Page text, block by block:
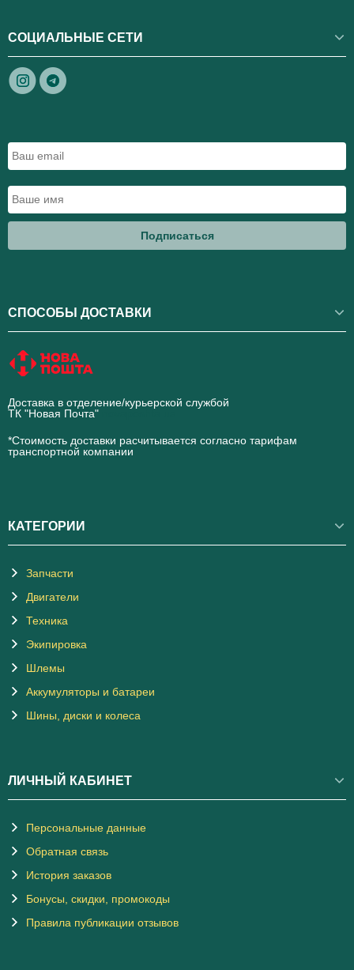
СОЦИАЛЬНЫЕ СЕТИ
Подписаться
СПОСОБЫ ДОСТАВКИ
Доставка в отделение/курьерской службой
ТК "Новая Почта"
*Стоимость доставки расчитывается согласно тарифам
транспортной компании
КАТЕГОРИИ
Запчасти
Двигатели
Техника
Экипировка
Шлемы
Аккумуляторы и батареи
Шины, диски и колеса
ЛИЧНЫЙ КАБИНЕТ
Персональные данные
Обратная связь
История заказов
Бонусы, скидки, промокоды
Правила публикации отзывов